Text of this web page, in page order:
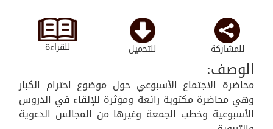
للقراءة للتحميل للمشاركة
الوصف:
محاضرة الاجتماع الأسبوعي حول موضوع احترام الكبار
وهي محاضرة مكتوبة رائعة ومؤثرة للإلقاء في الدروس
الأسبوعية وخطب الجمعة وغيرها من المجالس الدعوية